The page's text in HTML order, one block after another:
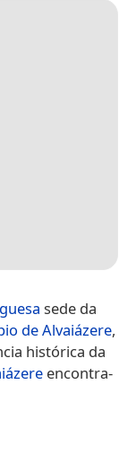
sede da
de Alvaiázere,
histórica da
encontra-